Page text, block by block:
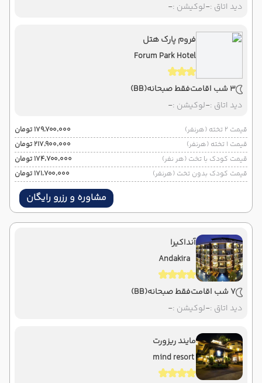
دید اتاق :-لوکیشن :-
فروم پارک هتل
Forum Park Hotel
3 شب اقامت فقط صبحانه(BB)
دید اتاق :-لوکیشن :-
قیمت 2 تخته (هرنفر)
۱۷۹٬۷۰۰٬۰۰۰ تومان
قیمت 1 تخته (هرنفر)
۲۱۷٬۹۰۰٬۰۰۰ تومان
قیمت کودک با تخت (هر نفر)
۱۷۴٬۷۰۰٬۰۰۰ تومان
قیمت کودک بدون تخت (هرنفر)
۱۷۱٬۷۰۰٬۰۰۰ تومان
مشاوره و رزرو رایگان
آنداکیرا
Andakira
7 شب اقامت فقط صبحانه(BB)
دید اتاق :-لوکیشن :-
مایند ریزورت
mind resort